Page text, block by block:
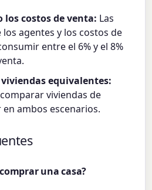
los costos de venta: Las
agentes y los costos de
entre el 6% y el 8%
equivalentes:
viviendas de
ambos escenarios.
una casa?